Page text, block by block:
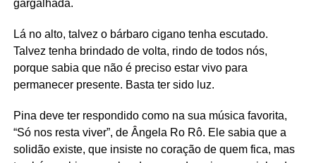
gargalhada.
Lá no alto, talvez o bárbaro cigano tenha escutado.
Talvez tenha brindado de volta, rindo de todos nós,
porque sabia que não é preciso estar vivo para
permanecer presente. Basta ter sido luz.
Pina deve ter respondido como na sua música favorita,
“Só nos resta viver”, de Ângela Ro Rô. Ele sabia que a
solidão existe, que insiste no coração de quem fica, mas